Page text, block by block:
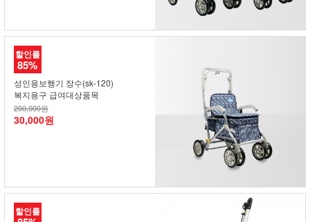
할인률
85%
성인용보행기 장수(sk-120)
복지용구 급여대상품목
200,000원
30,000원
할인률